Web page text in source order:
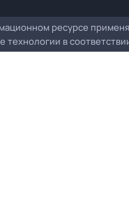
ресурсе
технологии в